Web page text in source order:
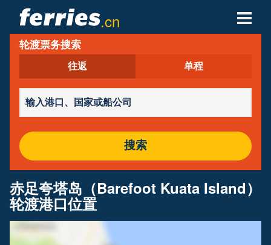
.cn
轮渡公司
轮渡目的地
轮渡航线
轮渡港口
管理预定
轮渡票务搜索
往返 单程
搜索
赤足夸塔岛（Barefoot Kuata Island）
轮渡港口位置